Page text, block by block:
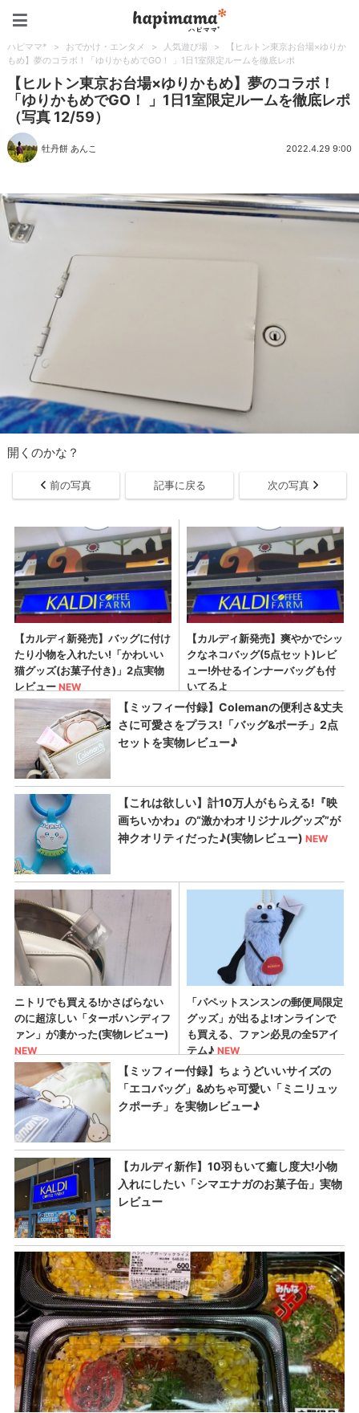
ハピママ* > おでかけ・エンタメ > 人気遊び場 >
【ヒルトン東京お台場×ゆりか
もめ】夢のコラボ！「ゆりかもめでGO！ 」1日1室限定ルームを徹底レポ
【ヒルトン東京お台場×ゆりかもめ】夢のコラボ！
「ゆりかもめでGO！ 」1日1室限定ルームを徹底レポ
（写真 12/59）
牡丹餅 あんこ 2022.4.29 9:00
開くのかな？
前の写真 記事に戻る 次の写真